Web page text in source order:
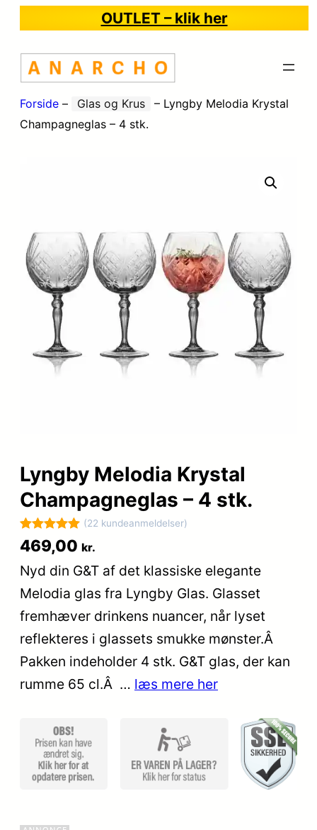
OUTLET – klik her
Forside – Glas og Krus – Lyngby Melodia Krystal
Champagneglas – 4 stk.
Lyngby Melodia Krystal
Champagneglas – 4 stk.
Bedømt
5
af 5
baseret på
22
kundebedøm
(22 kundeanmeldelser)
469,00 kr.
Nyd din G&T af det klassiske elegante
Melodia glas fra Lyngby Glas. Glasset
fremhæver drinkens nuancer, når lyset
reflekteres i glassets smukke mønster.Â
Pakken indeholder 4 stk. G&T glas, der kan
rumme 65 cl.Â … læs mere her